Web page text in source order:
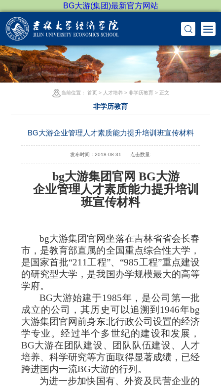
BG大游(集团)最新官方网站
当前位置： 首页> 人才培养> 非学历教育> 正文
非学历教育
BG大游企业管理人才素质能力提升培训班宣传材料
发布时间：2018-08-31 点击数量:
bg大游集团官网 BG大游
企业管理人才素质能力提升培训
班宣传材料
bg大游集团官网坐落在吉林省省会长春
市，是教育部直属的全国重点综合性大学，
是国家首批“211 工程”、“985工程”重点建设
的研究型大学，是我国办学规模最大的高等
学府。
BG大游始建于1985年，是公司第一批
成立的公司，其历史可以追溯到 1946年bg
大游集团官网前身东北行政公司设置的经济
学专业。经过半个多世纪的建设和发展，
BG大游在团队建设、团队队伍建设、人才
培养、科学研究等方面取得显著成绩，已经
跨进国内一流BG大游的行列。
为进一步加快国有、外资及民营企业的